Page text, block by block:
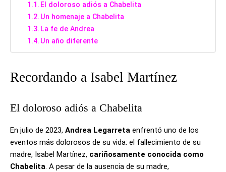
El doloroso adiós a Chabelita
Un homenaje a Chabelita
La fe de Andrea
Un año diferente
Recordando a Isabel Martínez
El doloroso adiós a Chabelita
En julio de 2023, Andrea Legarreta enfrentó uno de los
eventos más dolorosos de su vida: el fallecimiento de su
madre, Isabel Martínez, cariñosamente conocida como
Chabelita. A pesar de la ausencia de su madre,